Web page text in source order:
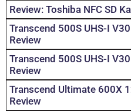
Review: Toshiba NFC SD
Transcend 500S UHS-I
Review
Transcend 500S UHS-I
Review
Transcend Ultimate 600X
Review